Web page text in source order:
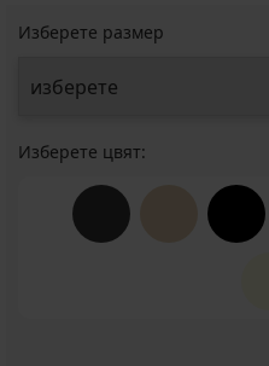
Изберете размер
Изберете цвят: